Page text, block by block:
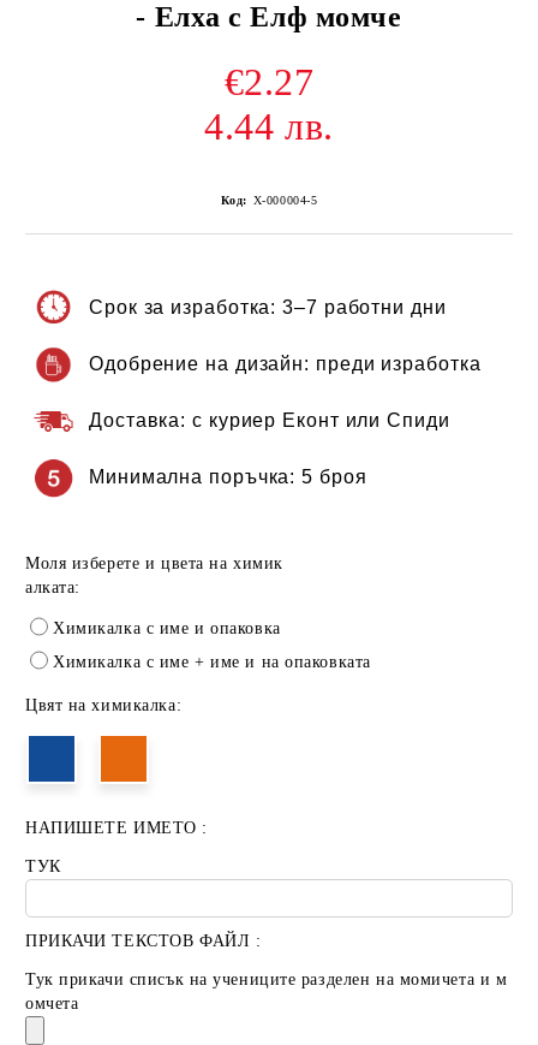
- Елха с Елф момче
€2.27
4.44 лв.
Код: Х-000004-5
Срок за изработка: 3–7 работни дни
Одобрение на дизайн: преди изработка
Доставка: с куриер Еконт или Спиди
Минимална поръчка: 5 броя
Моля изберете и цвета на химик
алката:
Химикалка с име и опаковка
Химикалка с име + име и на опаковката
Цвят на химикалка:
НАПИШЕТЕ ИМЕТО :
ТУК
ПРИКАЧИ ТЕКСТОВ ФАЙЛ :
Тук прикачи списък на учениците разделен на момичета и м
омчета